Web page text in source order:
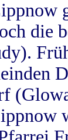
die